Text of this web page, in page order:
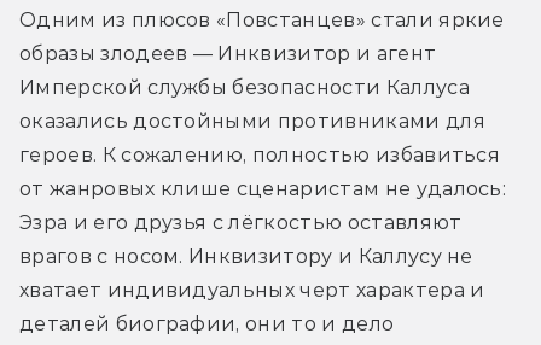
Одним из плюсов «Повстанцев» стали яркие
образы злодеев — Инквизитор и агент
Имперской службы безопасности Каллуса
оказались достойными противниками для
героев. К сожалению, полностью избавиться
от жанровых клише сценаристам не удалось:
Эзра и его друзья с лёгкостью оставляют
врагов с носом. Инквизитору и Каллусу не
хватает индивидуальных черт характера и
деталей биографии, они то и дело